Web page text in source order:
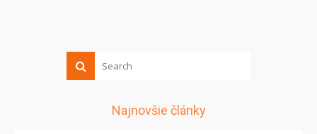
Najnovšie články